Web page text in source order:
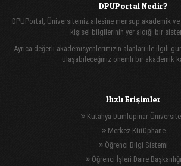
DPUPortal Nedir?
DPUPortal, Üniversitemiz ailesine mensup akademik
kişisel bilgilerinin yer aldığı bir
Ayrıca değerli akademisyenlerimizin alanları ile ilgili
ulaşabileceğiniz önemli bir akademik
Hızlı Erişimler
Kütahya Dumlupınar
Merkez Kütüphane
Öğrenci Bilgi Sistemi
Öğrenci İşleri Daire Başkanlığı